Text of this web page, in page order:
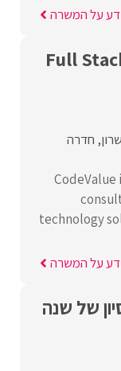
על המשרה
Full
חדרה
CodeValue
technology
על המשרה